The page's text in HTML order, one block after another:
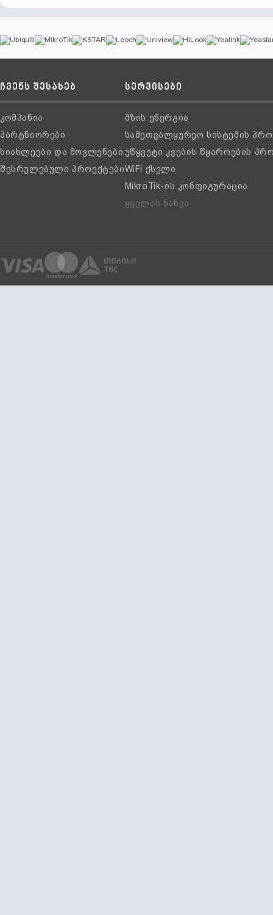
ჩვენს შესახებ
კომპანია
პარტნიორები
სიახლეები და მოვლენები
შესრულებული პროექტები
სერვისები
მზის ენერგია
სამეთვალყურეო სისტემის
უწყვეტი კვების წყაროების
WiFi ქსელი
MikroTik-ის კონფიგურაცია
ყველას ნახვა